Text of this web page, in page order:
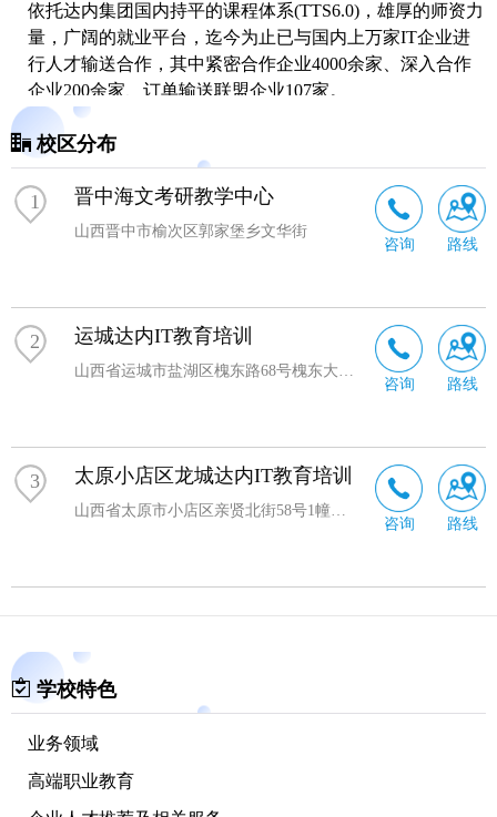
依托达内集团国内持平的课程体系(TTS6.0)，雄厚的师资力
量，广阔的就业平台，迄今为止已与国内上万家IT企业进
行人才输送合作，其中紧密合作企业4000余家、深入合作
企业200余家、订单输送联盟企业107家。
1231个PHP开发工程师、.NET开发工程师的招聘需求。在
先进的课程体系、雄厚的师资力量的保障下，达内
学
院学员专业就业率达到98%，学员毕业首月薪资平均达到
3800元/月。
执着与努力，达内集团已成功为社会输送了50000余名合格
人才，为中国IT行业的发展做出了巨大的贡献。
在21世纪的IT长河中，达内这艘IT培训航母将以劈风斩浪
的浪潮中，乘着达内这艘航母成就一番宏图伟业!
企业荣誉
达内的教学效果和行业持平的经营模式赢得了社会各界的
村管理委员会指定的"软件人才培养示范基地"、被《计算
机世界》评选的"就业服务杰出贡献奖"、被《中国计算机
报》评选的"较具影响力培训机构奖"、被搜狐评为"中国十
大教育集团"、被腾讯评为"中国大学生心目中较具影响力
的IT品牌"。
校区分布
1 晋中海文考研教学中心
山西晋中市榆次区郭家堡乡文华街
咨询 路线
2 运城达内IT教育培训
山西省运城市盐湖区槐东路68号槐东大厦1-2层
咨询 路线
3 太原小店区龙城达内IT教育培训
山西省太原市小店区亲贤北街58号1幢怡和广场7层701.702.702
咨询 路线
学校特色
业务领域
高端职业教育